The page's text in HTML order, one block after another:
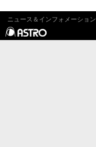
ニュース＆インフォメーション